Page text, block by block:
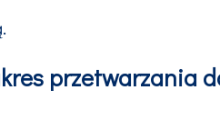
przetwarzania